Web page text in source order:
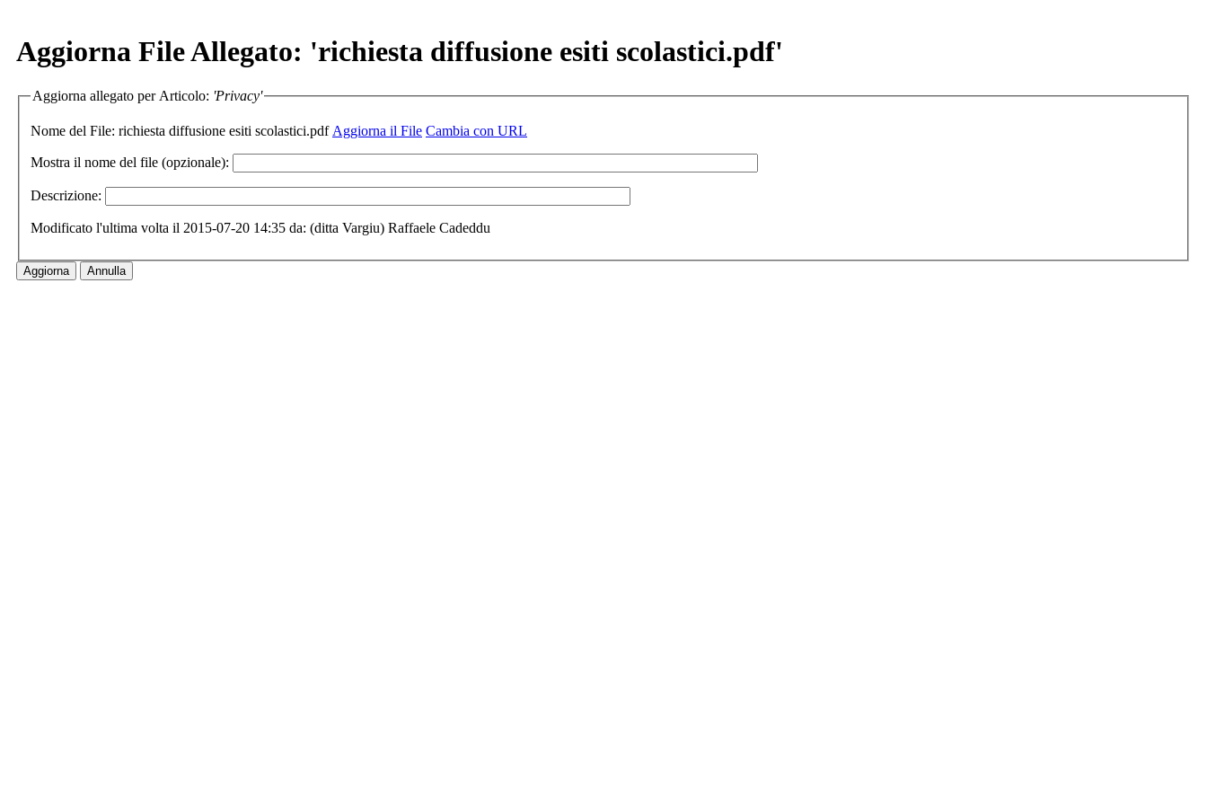
Aggiorna File Allegato: 'richiesta diffusione esiti scolastici.pdf'
Aggiorna allegato per Articolo: 'Privacy'
Nome del File: richiesta diffusione esiti scolastici.pdfAggiorna il File Cambia con URL
Mostra il nome del file (opzionale):
Descrizione:
Modificato l'ultima volta il 2015-07-20 14:35 da: (ditta Vargiu) Raffaele Cadeddu